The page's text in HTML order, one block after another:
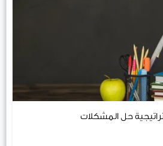
حل المشكلات